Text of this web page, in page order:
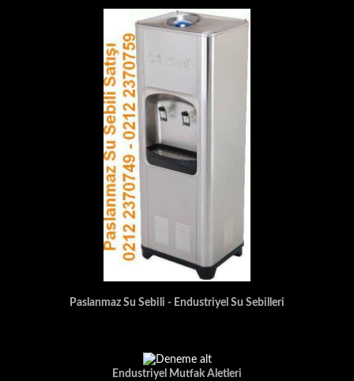
Paslanmaz Su Sebili - Endustriyel Su Sebilleri
Endustriyel Mutfak Aletleri